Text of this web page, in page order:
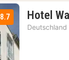
8.7 Hotel
Deutschland